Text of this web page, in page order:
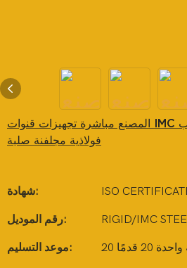
المصنع مباشرة تجهيزات قنوات IMC من 1/2 "إلى 4" أنابيب
فولاذية مجلفنة صلبة
شهادة: ISO
رقم الموديل: RIGID/IMC
موعد التسليم: 20 قدمًا